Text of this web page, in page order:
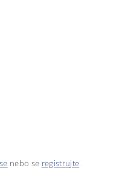
nebo se registrujte.